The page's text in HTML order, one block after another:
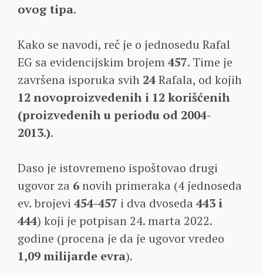
ovog tipa.
Kako se navodi, reč je o jednosedu Rafal
EG sa evidencijskim brojem457. Time je
završena isporuka svih 24Rafala, od kojih
12 novoproizvedenih i 12 korišćenih
(proizvedenih u periodu od 2004-
2013.).
Daso je istovremeno ispoštovao drugi
ugovor za 6novih primeraka (4 jednoseda
ev. brojevi 454-457 i dva dvoseda 443 i
444) koji je potpisan 24. marta 2022.
godine (procena je da je ugovor vredeo
1,09 milijarde evra).